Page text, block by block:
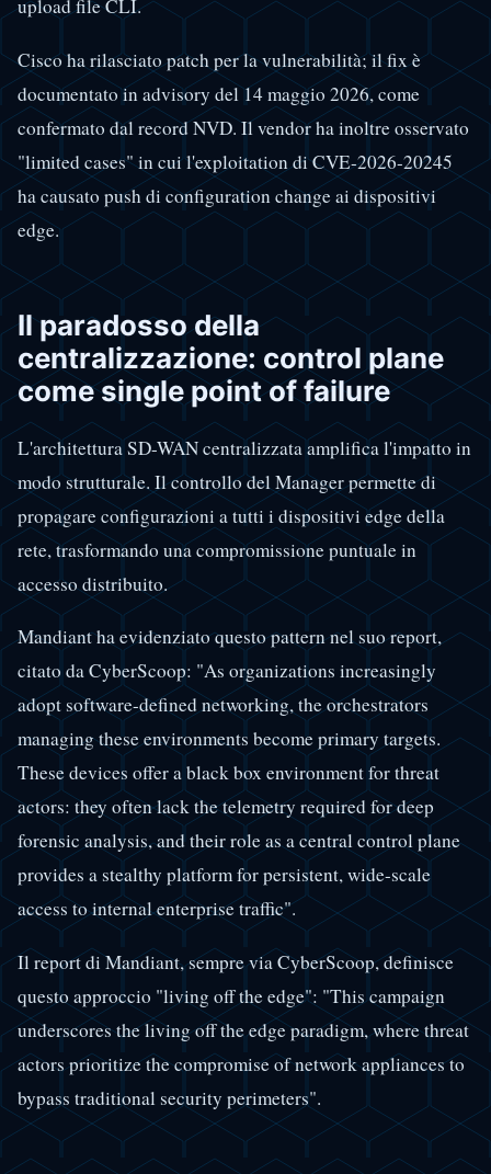
upload file CLI.
Cisco ha rilasciato patch per la vulnerabilità; il fix è
documentato in advisory del 14 maggio 2026, come
confermato dal record NVD. Il vendor ha inoltre osservato
"limited cases" in cui l'exploitation di CVE-2026-20245
ha causato push di configuration change ai dispositivi
edge.
Il paradosso della
centralizzazione: control plane
come single point of failure
L'architettura SD-WAN centralizzata amplifica l'impatto in
modo strutturale. Il controllo del Manager permette di
propagare configurazioni a tutti i dispositivi edge della
rete, trasformando una compromissione puntuale in
accesso distribuito.
Mandiant ha evidenziato questo pattern nel suo report,
citato da CyberScoop: "As organizations increasingly
adopt software-defined networking, the orchestrators
managing these environments become primary targets.
These devices offer a black box environment for threat
actors: they often lack the telemetry required for deep
forensic analysis, and their role as a central control plane
provides a stealthy platform for persistent, wide-scale
access to internal enterprise traffic".
Il report di Mandiant, sempre via CyberScoop, definisce
questo approccio "living off the edge": "This campaign
underscores the living off the edge paradigm, where threat
actors prioritize the compromise of network appliances to
bypass traditional security perimeters".